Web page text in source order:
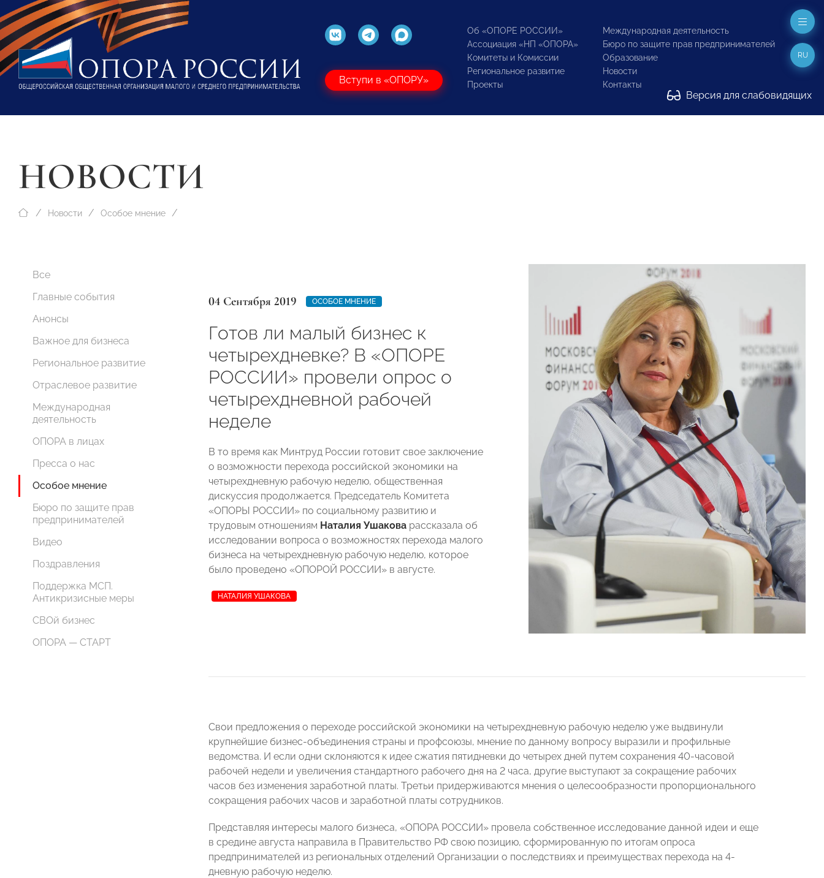
Вступи в «ОПОРУ»
Об «ОПОРЕ РОССИИ»
Ассоциация «НП «ОПОРА»
Комитеты и Комиссии
Региональное развитие
Проекты
Международная деятельность
Бюро по защите прав предпринимателей
Образование
Новости
Контакты
Версия для слабовидящих
RU
НОВОСТИ
Новости Особое мнение
Все
Главные события
Анонсы
Важное для бизнеса
Региональное развитие
Отраслевое развитие
Международная
деятельность
ОПОРА в лицах
Пресса о нас
Особое мнение
Бюро по защите прав
предпринимателей
Видео
Поздравления
Поддержка МСП.
Антикризисные меры
СВОй бизнес
ОПОРА — СТАРТ
04 Сентября 2019 ОСОБОЕ МНЕНИЕ
Готов ли малый бизнес к
четырехдневке? В «ОПОРЕ
РОССИИ» провели опрос о
четырехдневной рабочей
неделе
В то время как Минтруд России готовит свое заключение
о возможности перехода российской экономики на
четырехдневную рабочую неделю, общественная
дискуссия продолжается. Председатель Комитета
«ОПОРЫ РОССИИ» по социальному развитию и
трудовым отношениям Наталия Ушакова рассказала об
исследовании вопроса о возможностях перехода малого
бизнеса на четырехдневную рабочую неделю, которое
было проведено «ОПОРОЙ РОССИИ» в августе.
НАТАЛИЯ УШАКОВА
Свои предложения о переходе российской экономики на четырехдневную рабочую неделю уже выдвинули
крупнейшие бизнес-объединения страны и профсоюзы, мнение по данному вопросу выразили и профильные
ведомства. И если одни склоняются к идее сжатия пятидневки до четырех дней путем сохранения 40-часовой
рабочей недели и увеличения стандартного рабочего дня на 2 часа, другие выступают за сокращение рабочих
часов без изменения заработной платы. Третьи придерживаются мнения о целесообразности пропорционального
сокращения рабочих часов и заработной платы сотрудников.
Представляя интересы малого бизнеса, «ОПОРА РОССИИ» провела собственное исследование данной идеи и еще
в средине августа направила в Правительство РФ свою позицию, сформированную по итогам опроса
предпринимателей из региональных отделений Организации о последствиях и преимуществах перехода на 4-
дневную рабочую неделю.